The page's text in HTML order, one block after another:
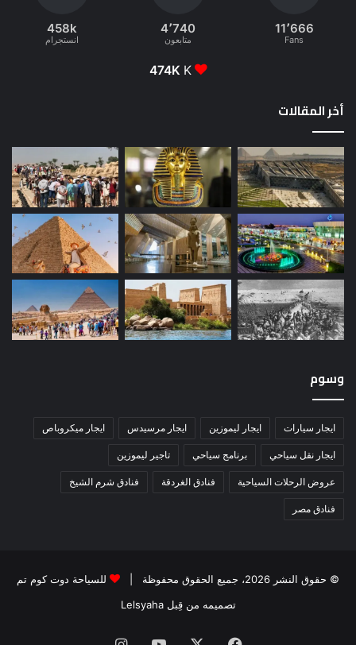
11٬666
Fans
4٬740
متابعون
458k
انستجرام
474K K
أخر المقالات
وسوم
ايجار سيارات ايجار ليموزين ايجار مرسيدس ايجار ميكروباص
ايجار نقل سياحي برنامج سياحي تاجير ليموزين
عروض الرحلات السياحية فنادق الغردقة فنادق شرم الشيخ
فنادق مصر
© حقوق النشر 2026، جميع الحقوق محفوظة |
للسياحة دوت كوم تم
تصميمه من قِبل Lelsyaha